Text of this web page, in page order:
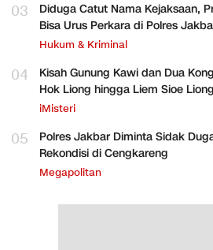
03
Diduga Catut Nama Kejaksaan,
Bisa Urus Perkara di Polres
Hukum & Kriminal
04
Kisah Gunung Kawi dan Dua
Hok Liong hingga Liem Sioe Liong
iMisteri
05
Polres Jakbar Diminta Sidak
Rekondisi di Cengkareng
Megapolitan